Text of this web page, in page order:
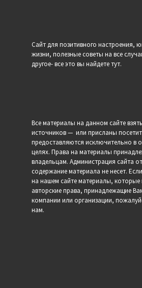
Сайт для позитивного настроения,
жизни, полезные советы на все
другое- все это вы найдете тут.
Все материалы на данном сайте
источников — или присланы
предоставляются исключительно в
целях. Права на материалы
владельцам. Администрация сайта
содержание материала не несет.
на нашем сайте материалы,
авторские права, принадлежащие
компании или организации,
нам.